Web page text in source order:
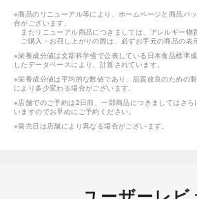
※商品のリニューアル等により、ホームページと商品パ
合がございます。
またリニューアル商品につきましては、アレルギー物
ご購入・お召し上がりの際は、必ずお手元の商品の表
※栄養成分値は文部科学省で公表している日本食品標準
したデータベースにより、計算されています。
※栄養成分値は平均的な数値であり、品質改良のための
により多少変わる場合がございます。
※店舗でのご予約は2日前、一部商品につきましてはさ
いますのでお早めにご予約ください。
※発売日は店舗により異なる場合がございます。